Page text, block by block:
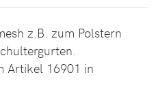
z.B. zum Polstern
Artikel 16901 in